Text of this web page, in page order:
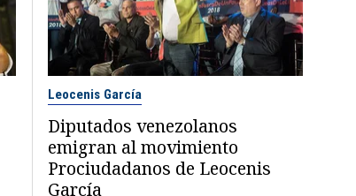
Leocenis García
Diputados venezolanos
emigran al movimiento
Prociudadanos de Leocenis
García